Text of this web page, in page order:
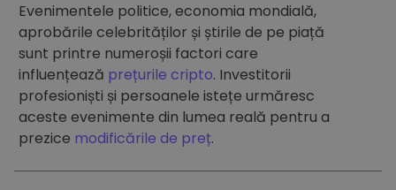
Evenimentele politice, economia mondială,
aprobările celebrităților și știrile de pe piață
sunt printre numeroșii factori care
influențează prețurile cripto. Investitorii
profesioniști și persoanele istețe urmăresc
aceste evenimente din lumea reală pentru a
prezice modificările de preț.